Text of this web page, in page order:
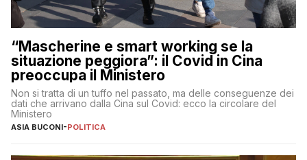
“Mascherine e smart working se la
situazione peggiora”: il Covid in Cina
preoccupa il Ministero
Non si tratta di un tuffo nel passato, ma delle conseguenze dei
dati che arrivano dalla Cina sul Covid: ecco la circolare del
Ministero
ASIA BUCONI-POLITICA